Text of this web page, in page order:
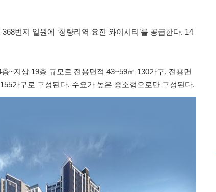
번지 일원에 ‘청량리역 요진 와이시티’를 공급한다. 14
~지상 19층 규모로 전용면적 43~59㎡ 130가구, 전용면
가구로 구성된다. 수요가 높은 중소형으로만 구성된다.